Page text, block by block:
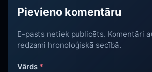
Pievieno komentāru
E-pasts netiek publicēts. Komentāri
redzami hronoloģiskā secībā.
Vārds *